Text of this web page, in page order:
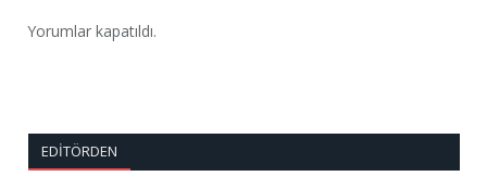
Yorumlar kapatıldı.
EDITÖRDEN